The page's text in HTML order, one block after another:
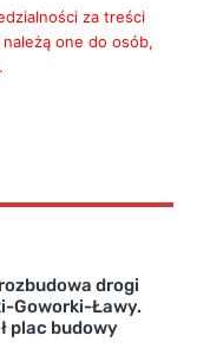
za treści
one do osób,
drogi
Goworki-Ławy.
plac budowy